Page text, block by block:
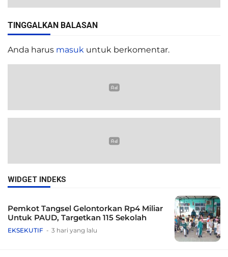
TINGGALKAN BALASAN
Anda harus masuk untuk berkomentar.
WIDGET INDEKS
Pemkot Tangsel Gelontorkan Rp4 Miliar
Untuk PAUD, Targetkan 115 Sekolah
EKSEKUTIF 3 hari yang lalu